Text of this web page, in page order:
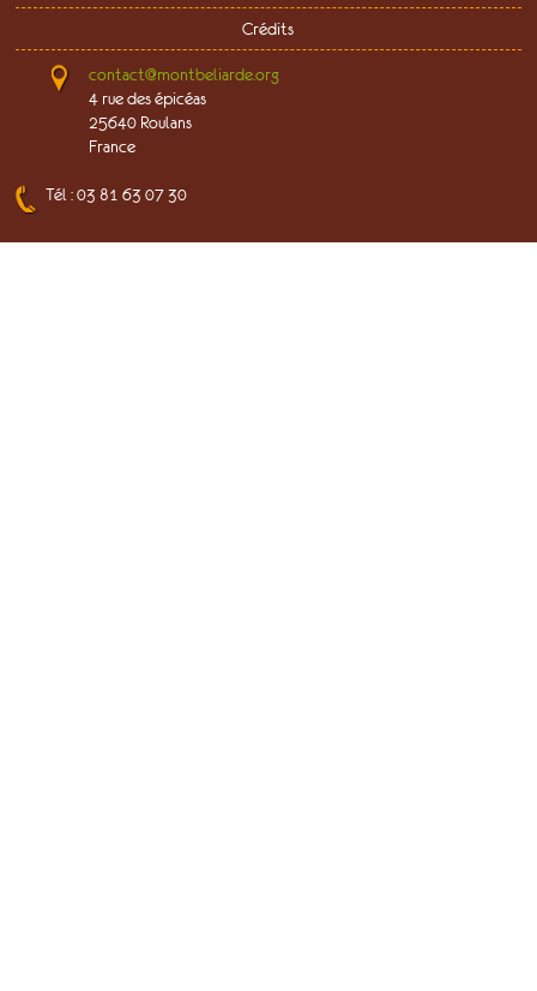
Crédits
contact@montbeliarde.org
4 rue des épicéas
25640 Roulans
France
Tél : 03 81 63 07 30